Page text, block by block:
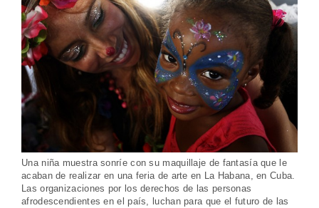
Una niña muestra sonríe con su maquillaje de fantasía que le
acaban de realizar en una feria de arte en La Habana, en Cuba.
Las organizaciones por los derechos de las personas
afrodescendientes en el país, luchan para que el futuro de las